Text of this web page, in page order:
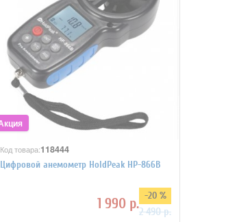
Код товара:118444
Цифровой анемометр HoldPeak HP-866B
1 990 р. -20 %
2 490 р.